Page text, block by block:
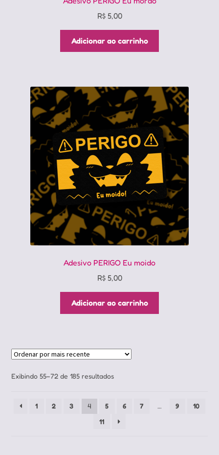
R$5,00
Adicionar ao carrinho
Adesivo PERIGO Eu moido
R$5,00
Adicionar ao carrinho
Exibindo 55–72 de 185 resultadosClassificado
recente
1 2 3 4 5 6 7 … 9
10
11